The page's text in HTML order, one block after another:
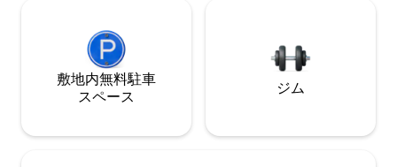
敷地内無料駐⁠車
ス⁠ペ⁠ー⁠ス
ジム